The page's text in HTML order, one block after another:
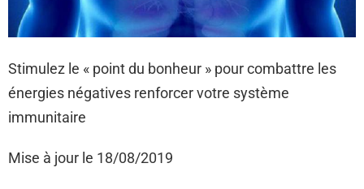
Stimulez le « point du bonheur » pour combattre les
énergies négatives renforcer votre système
immunitaire
Mise à jour le 18/08/2019